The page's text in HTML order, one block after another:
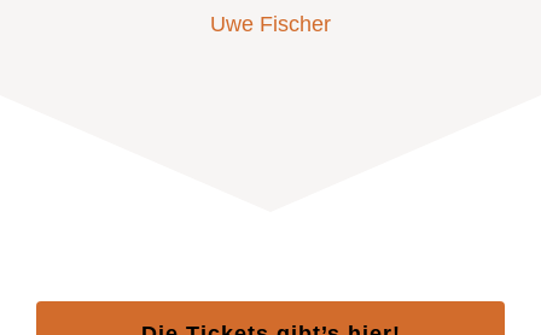
Uwe Fischer